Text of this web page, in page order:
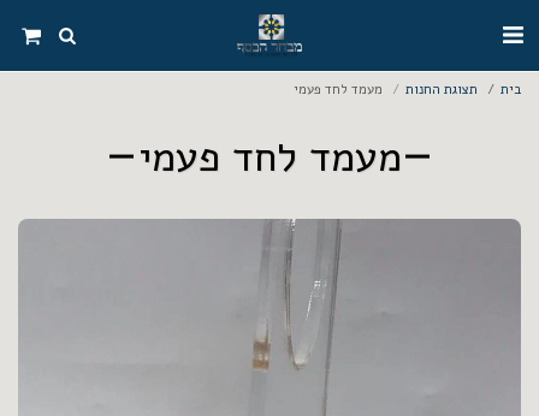
בית תצוגת החנות מעמד לחד פעמי
מעמד לחד פעמי